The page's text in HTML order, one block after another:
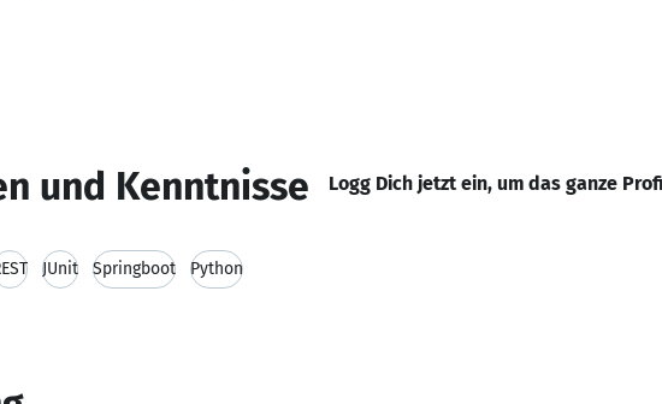
und Kenntnisse Logg Dich jetzt ein, um das ganze
JUnit Springboot Python